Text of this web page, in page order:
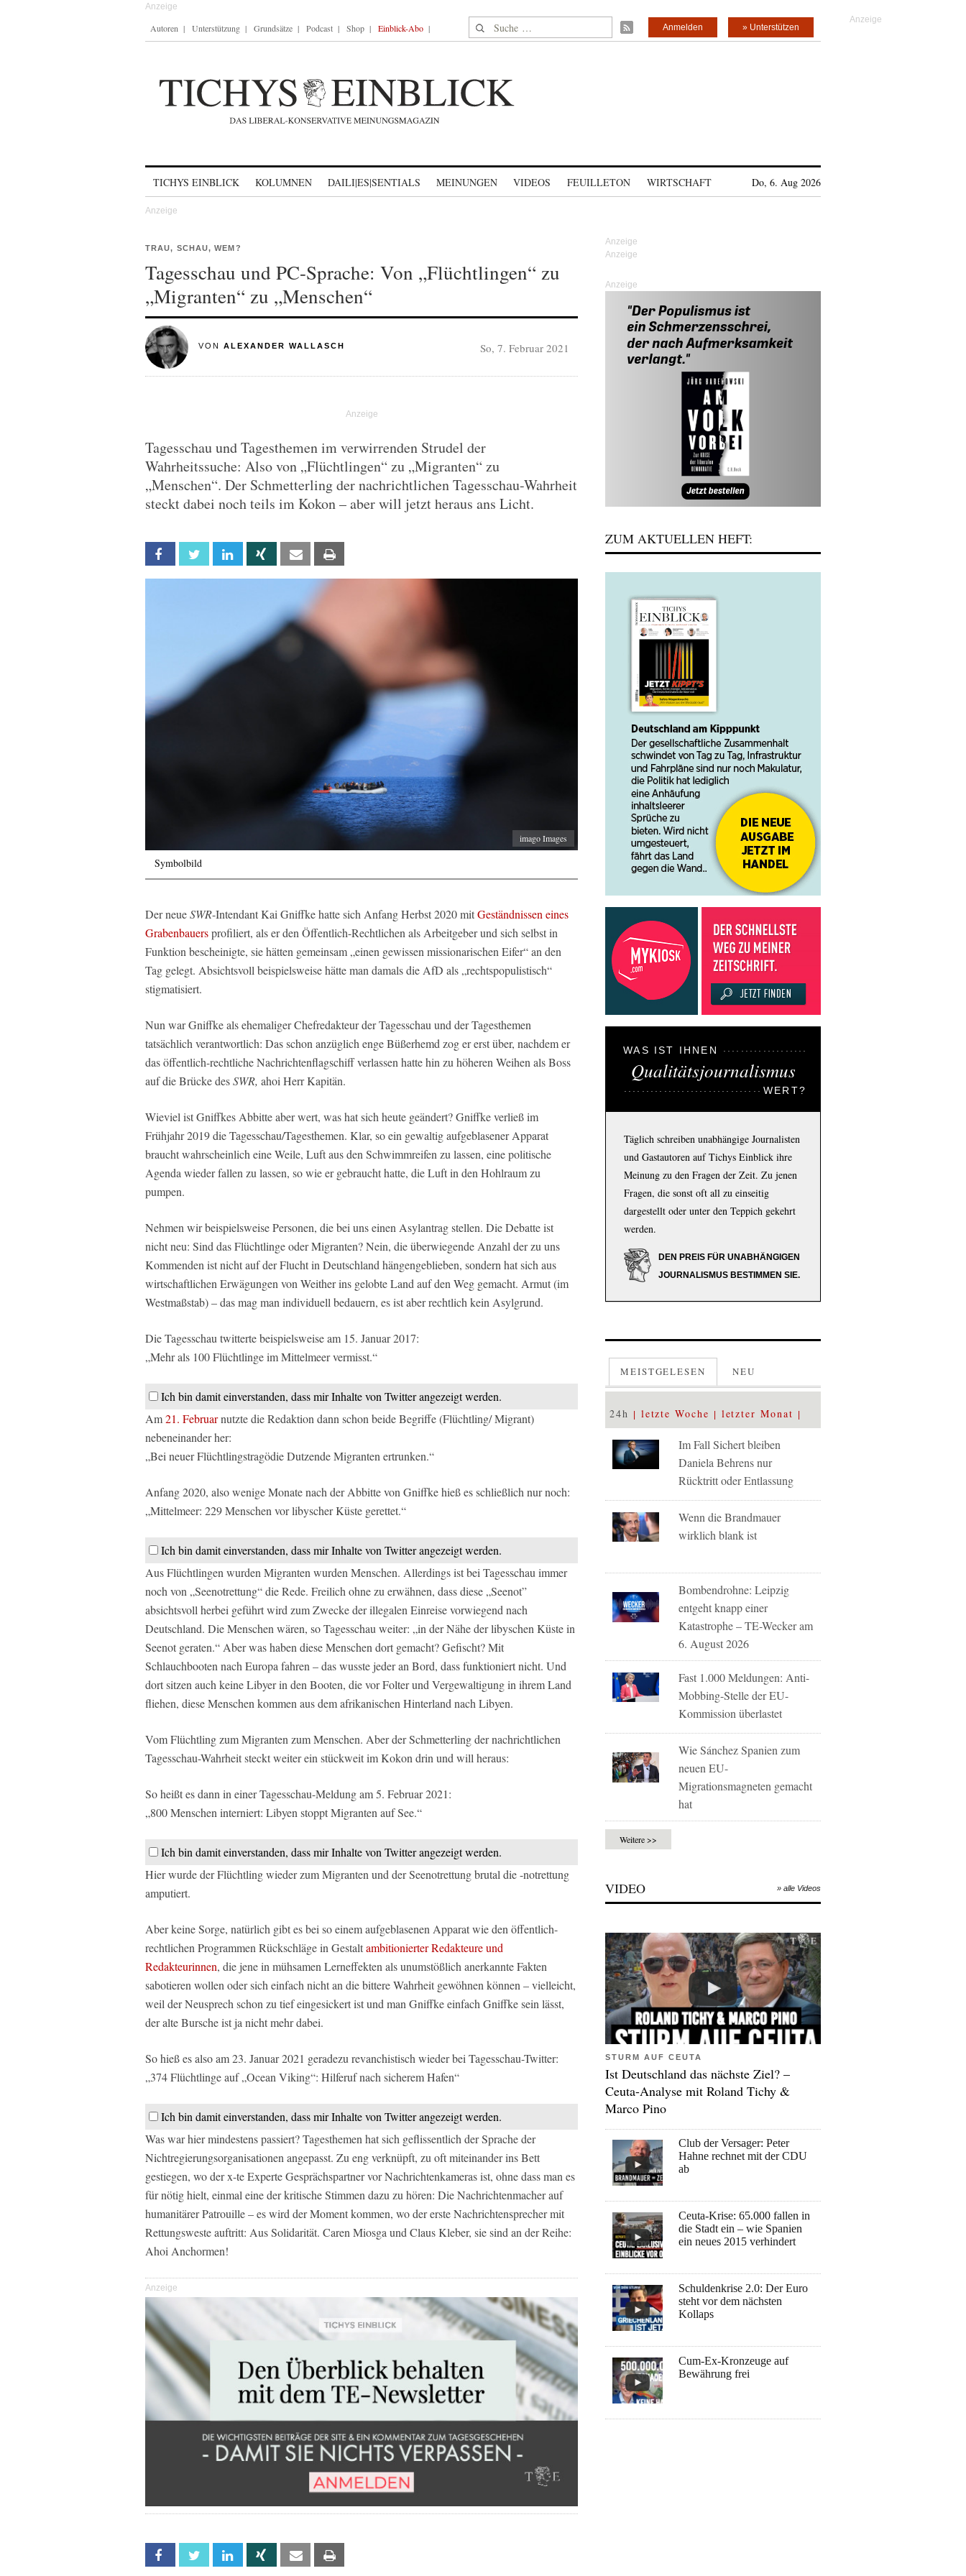
Autoren Unterstützung Grundsätze Podcast Shop Einblick-Abo Suche nach: » Unterstützen
Anmelden
TICHYS EINBLICK KOLUMNEN DAILI|ES|SENTIALS MEINUNGEN VIDEOS FEUILLETON WIRTSCHAFT Do, 6. Aug 2026
TRAU, SCHAU, WEM?
Tagesschau und PC-Sprache: Von „Flüchtlingen“ zu
„Migranten“ zu „Menschen“
VON ALEXANDER WALLASCH So, 7. Februar 2021
Tagesschau und Tagesthemen im verwirrenden Strudel der
Wahrheitssuche: Also von „Flüchtlingen“ zu „Migranten“ zu
„Menschen“. Der Schmetterling der nachrichtlichen Tagesschau-Wahrheit
steckt dabei noch teils im Kokon – aber will jetzt heraus ans Licht.
Facebook Twitter Linkedin Xing Email
imago Images
Symbolbild
Der neueSWR-Intendant Kai Gniffke hatte sich Anfang Herbst 2020 mitGeständnissen eines
Grabenbauersprofiliert, als er den Öffentlich-Rechtlichen als Arbeitgeber und sich selbst in
Funktion bescheinigte, sie hätten gemeinsam „einen gewissen missionarischen Eifer“ an den
Tag gelegt. Absichtsvoll beispielsweise hätte man damals die AfD als „rechtspopulistisch“
stigmatisiert.
Nun war Gniffke als ehemaliger Chefredakteur der Tagesschau und der Tagesthemen
tatsächlich verantwortlich: Das schon anzüglich enge Büßerhemd zog er erst über, nachdem er
das öffentlich-rechtliche Nachrichtenflagschiff verlassen hatte hin zu höheren Weihen als Boss
auf die Brücke desSWR, ahoi Herr Kapitän.
Wieviel ist Gniffkes Abbitte aber wert, was hat sich heute geändert? Gniffke verließ im
Frühjahr 2019 die Tagesschau/Tagesthemen. Klar, so ein gewaltig aufgeblasener Apparat
braucht wahrscheinlich eine Weile, Luft aus den Schwimmreifen zu lassen, eine politische
Agenda wieder fallen zu lassen, so wie er gebraucht hatte, die Luft in den Hohlraum zu
pumpen.
Nehmen wir beispielsweise Personen, die bei uns einen Asylantrag stellen. Die Debatte ist
nicht neu: Sind das Flüchtlinge oder Migranten? Nein, die überwiegende Anzahl der zu uns
Kommenden ist nicht auf der Flucht in Deutschland hängengeblieben, sondern hat sich aus
wirtschaftlichen Erwägungen von Weither ins gelobte Land auf den Weg gemacht. Armut (im
Westmaßstab) – das mag man individuell bedauern, es ist aber rechtlich kein Asylgrund.
Die Tagesschau twitterte beispielsweise am 15. Januar 2017:
„Mehr als 100 Flüchtlinge im Mittelmeer vermisst.“
Ich bin damit einverstanden, dass mir Inhalte von Twitter angezeigt werden.
Am21. Februarnutzte die Redaktion dann schon beide Begriffe (Flüchtling/ Migrant)
nebeneinander her:
„Bei neuer Flüchtlingstragödie Dutzende Migranten ertrunken.“
Anfang 2020, also wenige Monate nach der Abbitte von Gniffke hieß es schließlich nur noch:
„Mittelmeer: 229 Menschen vor libyscher Küste gerettet.“
Ich bin damit einverstanden, dass mir Inhalte von Twitter angezeigt werden.
Aus Flüchtlingen wurden Migranten wurden Menschen. Allerdings ist bei Tagesschau immer
noch von „Seenotrettung“ die Rede. Freilich ohne zu erwähnen, dass diese „Seenot”
absichtsvoll herbei geführt wird zum Zwecke der illegalen Einreise vorwiegend nach
Deutschland. Die Menschen wären, so Tagesschau weiter: „in der Nähe der libyschen Küste in
Seenot geraten.“ Aber was haben diese Menschen dort gemacht? Gefischt? Mit
Schlauchbooten nach Europa fahren – das wusste jeder an Bord, dass funktioniert nicht. Und
dort sitzen auch keine Libyer in den Booten, die vor Folter und Vergewaltigung in ihrem Land
fliehen, diese Menschen kommen aus dem afrikanischen Hinterland nach Libyen.
Vom Flüchtling zum Migranten zum Menschen. Aber der Schmetterling der nachrichtlichen
Tagesschau-Wahrheit steckt weiter ein stückweit im Kokon drin und will heraus:
So heißt es dann in einer Tagesschau-Meldung am 5. Februar 2021:
„800 Menschen interniert: Libyen stoppt Migranten auf See.“
Ich bin damit einverstanden, dass mir Inhalte von Twitter angezeigt werden.
Hier wurde der Flüchtling wieder zum Migranten und der Seenotrettung brutal die -notrettung
amputiert.
Aber keine Sorge, natürlich gibt es bei so einem aufgeblasenen Apparat wie den öffentlich-
rechtlichen Programmen Rückschläge in Gestaltambitionierter Redakteure und
Redakteurinnen, die jene in mühsamen Lerneffekten als unumstößlich anerkannte Fakten
sabotieren wollen oder sich einfach nicht an die bittere Wahrheit gewöhnen können – vielleicht,
weil der Neusprech schon zu tief eingesickert ist und man Gniffke einfach Gniffke sein lässt,
der alte Bursche ist ja nicht mehr dabei.
So hieß es also am 23. Januar 2021 geradezu revanchistisch wieder bei Tagesschau-Twitter:
„374 Flüchtlinge auf „Ocean Viking“: Hilferuf nach sicherem Hafen“
Ich bin damit einverstanden, dass mir Inhalte von Twitter angezeigt werden.
Was war hier mindestens passiert? Tagesthemen hat sich geflissentlich der Sprache der
Nichtregierungsorganisationen angepasst. Zu eng verknüpft, zu oft miteinander ins Bett
gestiegen, wo der x-te Experte Gesprächspartner vor Nachrichtenkameras ist, ohne dass man es
für nötig hielt, einmal eine der kritische Stimmen dazu zu hören: Die Nachrichtenmacher auf
humanitärer Patrouille – es wird der Moment kommen, wo der erste Nachrichtensprecher mit
Rettungsweste auftritt: Aus Solidarität. Caren Miosga und Claus Kleber, sie sind an der Reihe:
Ahoi Anchormen!
Anzeige
Facebook Twitter Linkedin Xing Email
Anzeige
ZUM AKTUELLEN HEFT:
WAS IST IHNEN
Qualitätsjournalismus
WERT?
Täglich schreiben unabhängige Journalisten
und Gastautoren auf Tichys Einblick ihre
Meinung zu den Fragen der Zeit. Zu jenen
Fragen, die sonst oft all zu einseitig
dargestellt oder unter den Teppich gekehrt
werden.
DEN PREIS FÜR UNABHÄNGIGEN
JOURNALISMUS BESTIMMEN SIE.
MEISTGELESEN NEU
24h letzte Woche letzter Monat
Im Fall Sichert bleiben
Daniela Behrens nur
Rücktritt oder Entlassung
Wenn die Brandmauer
wirklich blank ist
Bombendrohne: Leipzig
entgeht knapp einer
Katastrophe – TE-Wecker am
6. August 2026
Fast 1.000 Meldungen: Anti-
Mobbing-Stelle der EU-
Kommission überlastet
Wie Sánchez Spanien zum
neuen EU-
Migrationsmagneten gemacht
hat
Weitere >>
VIDEO » alle Videos
STURM AUF CEUTA
Ist Deutschland das nächste Ziel? –
Ceuta-Analyse mit Roland Tichy &
Marco Pino
Club der Versager: Peter
Hahne rechnet mit der CDU
ab
Ceuta-Krise: 65.000 fallen in
die Stadt ein – wie Spanien
ein neues 2015 verhindert
Schuldenkrise 2.0: Der Euro
steht vor dem nächsten
Kollaps
Cum-Ex-Kronzeuge auf
Bewährung frei